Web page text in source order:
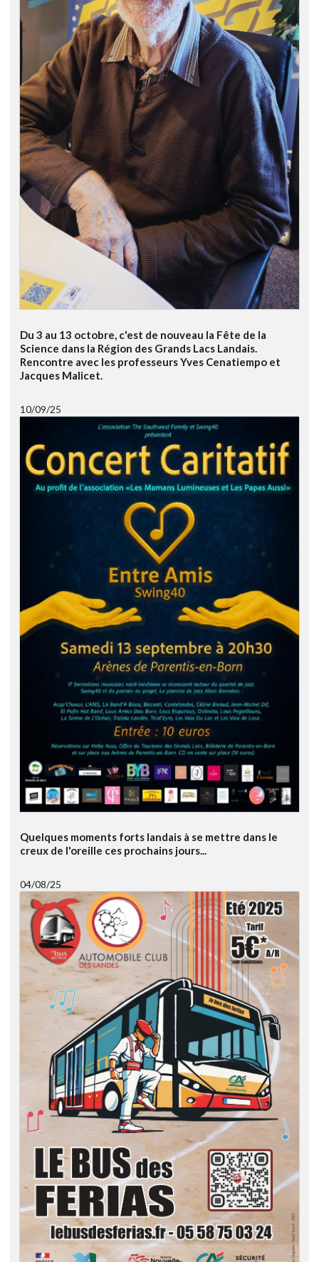
Du 3 au 13 octobre, c'est de nouveau la Fête de la
Science dans la Région des Grands Lacs Landais.
Rencontre avec les professeurs Yves Cenatiempo et
Jacques Malicet.
10/09/25
Quelques moments forts landais à se mettre dans le
creux de l'oreille ces prochains jours...
04/08/25